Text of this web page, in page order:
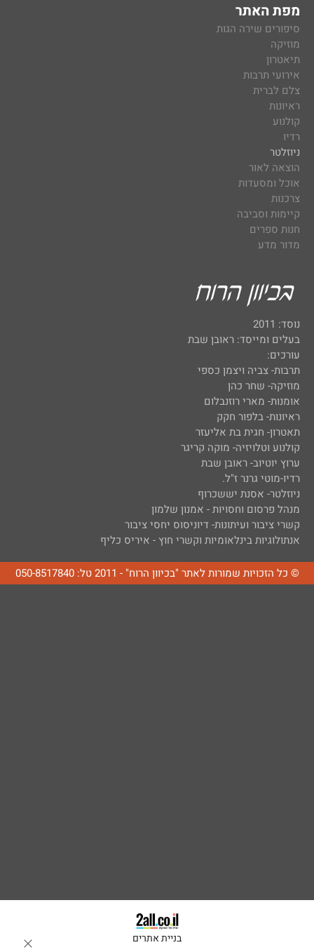
מפת האתר
סיפורים שירה הגות
מוזיקה
תיאטרון
אירועי תרבות
צלם לברית
ראיונות
קולנוע
רדיו
ניוזלטר
הוצאה לאור
אוכל ומסעדות
צרכנות
קיימות וסביבה
חנות ספרים
מדור מדע
נוסד: 2011
בעלים ומייסד: ראובן שבת
עורכים:
תרבות- צביה ויצמן כספי
מוזיקה- שחר כהן
אומנות- מארי רוזנבלום
ראיונות- בלפור חקק
תאטרון- חגית בת אליעזר
קולנוע וטלויזיה- מוקה קריגר
ערוץ יוטיוב- ראובן שבת
רדיו-מוטי גרנר ז"ל.
ניוזלטר- אסנת יששכרוף
מנהל פרסום וחסויות - אמנון שלמון
קשרי ציבור ועיתונות- דיוניסוס יחסי ציבור
אנתולוגיות בינלאומיות וקשרי חוץ - איריס כליף
© כל הזכויות שמורות לאתר "בכיוון הרוח" - 2011 טל: 050-8517840
בניית אתרים